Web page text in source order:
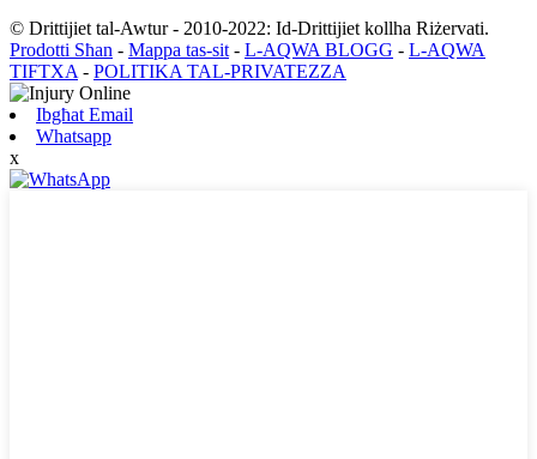
© Drittijiet tal-Awtur - 2010-2022: Id-Drittijiet kollha Riżervati.
Prodotti Sħan - Mappa tas-sit - L-AQWA BLOGG - L-AQWA
TIFTXA - POLITIKA TAL-PRIVATEZZA
Ibgħat Email
Whatsapp
x